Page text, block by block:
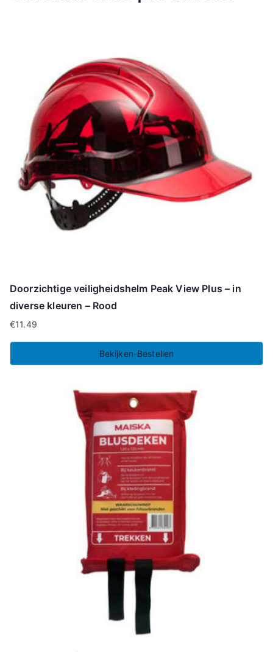
Doorzichtige veiligheidshelm Peak View Plus – in
diverse kleuren – Rood
€11.49
Bekijken-Bestellen